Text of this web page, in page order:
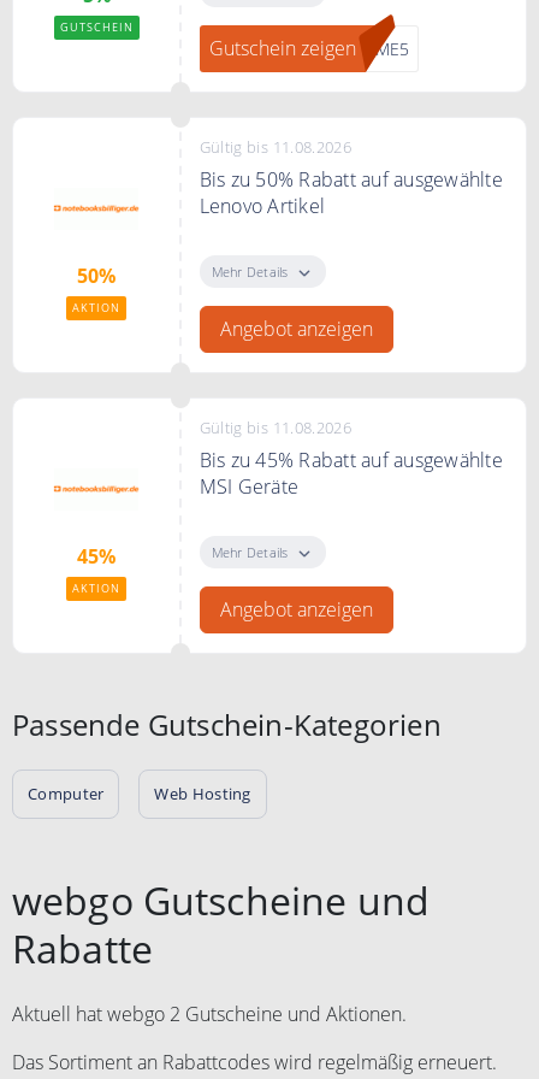
GUTSCHEIN
Rabatt auf Ihre Bestellung
Gutschein zeigen OME5
50%
AKTION
Gültig bis 11.08.2026
Bis zu 50% Rabatt auf ausgewählte
Lenovo Artikel
Lenovo Artikel
Mehr Details
Angebot anzeigen
45%
AKTION
Gültig bis 11.08.2026
Bis zu 45% Rabatt auf ausgewählte
MSI Geräte
ausgewählte MSI Laptops,
Mehr Details
Angebot anzeigen
Passende Gutschein-Kategorien
Computer Web Hosting
webgo Gutscheine und
Rabatte
Aktuell hat webgo 2 Gutscheine und Aktionen.
Das Sortiment an Rabattcodes wird regelmäßig erneuert.